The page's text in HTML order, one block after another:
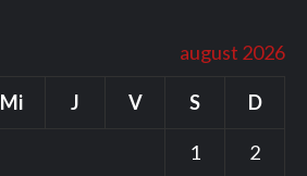
august 2026
Mi J V S D
1
2